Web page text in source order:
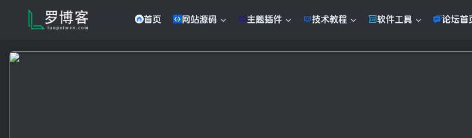
首页 网站源码 主题插件 技术教程 软件工具 论坛首